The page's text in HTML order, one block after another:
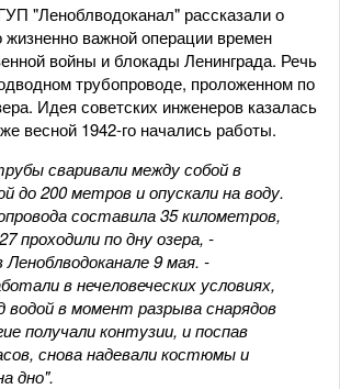
"Леноблводоканал" рассказали о
жизненно важной операции времен
войны и блокады Ленинграда. Речь
трубопроводе, проложенном по
Идея советских инженеров казалась
весной 1942-го начались работы.
сваривали между собой в
до 200 метров и опускали на воду.
составила 35 километров,
проходили по дну озера, -
Леноблводоканале 9 мая. -
в нечеловеческих условиях,
водой в момент разрыва снарядов
получали контузии, и поспав
снова надевали костюмы и
дно".